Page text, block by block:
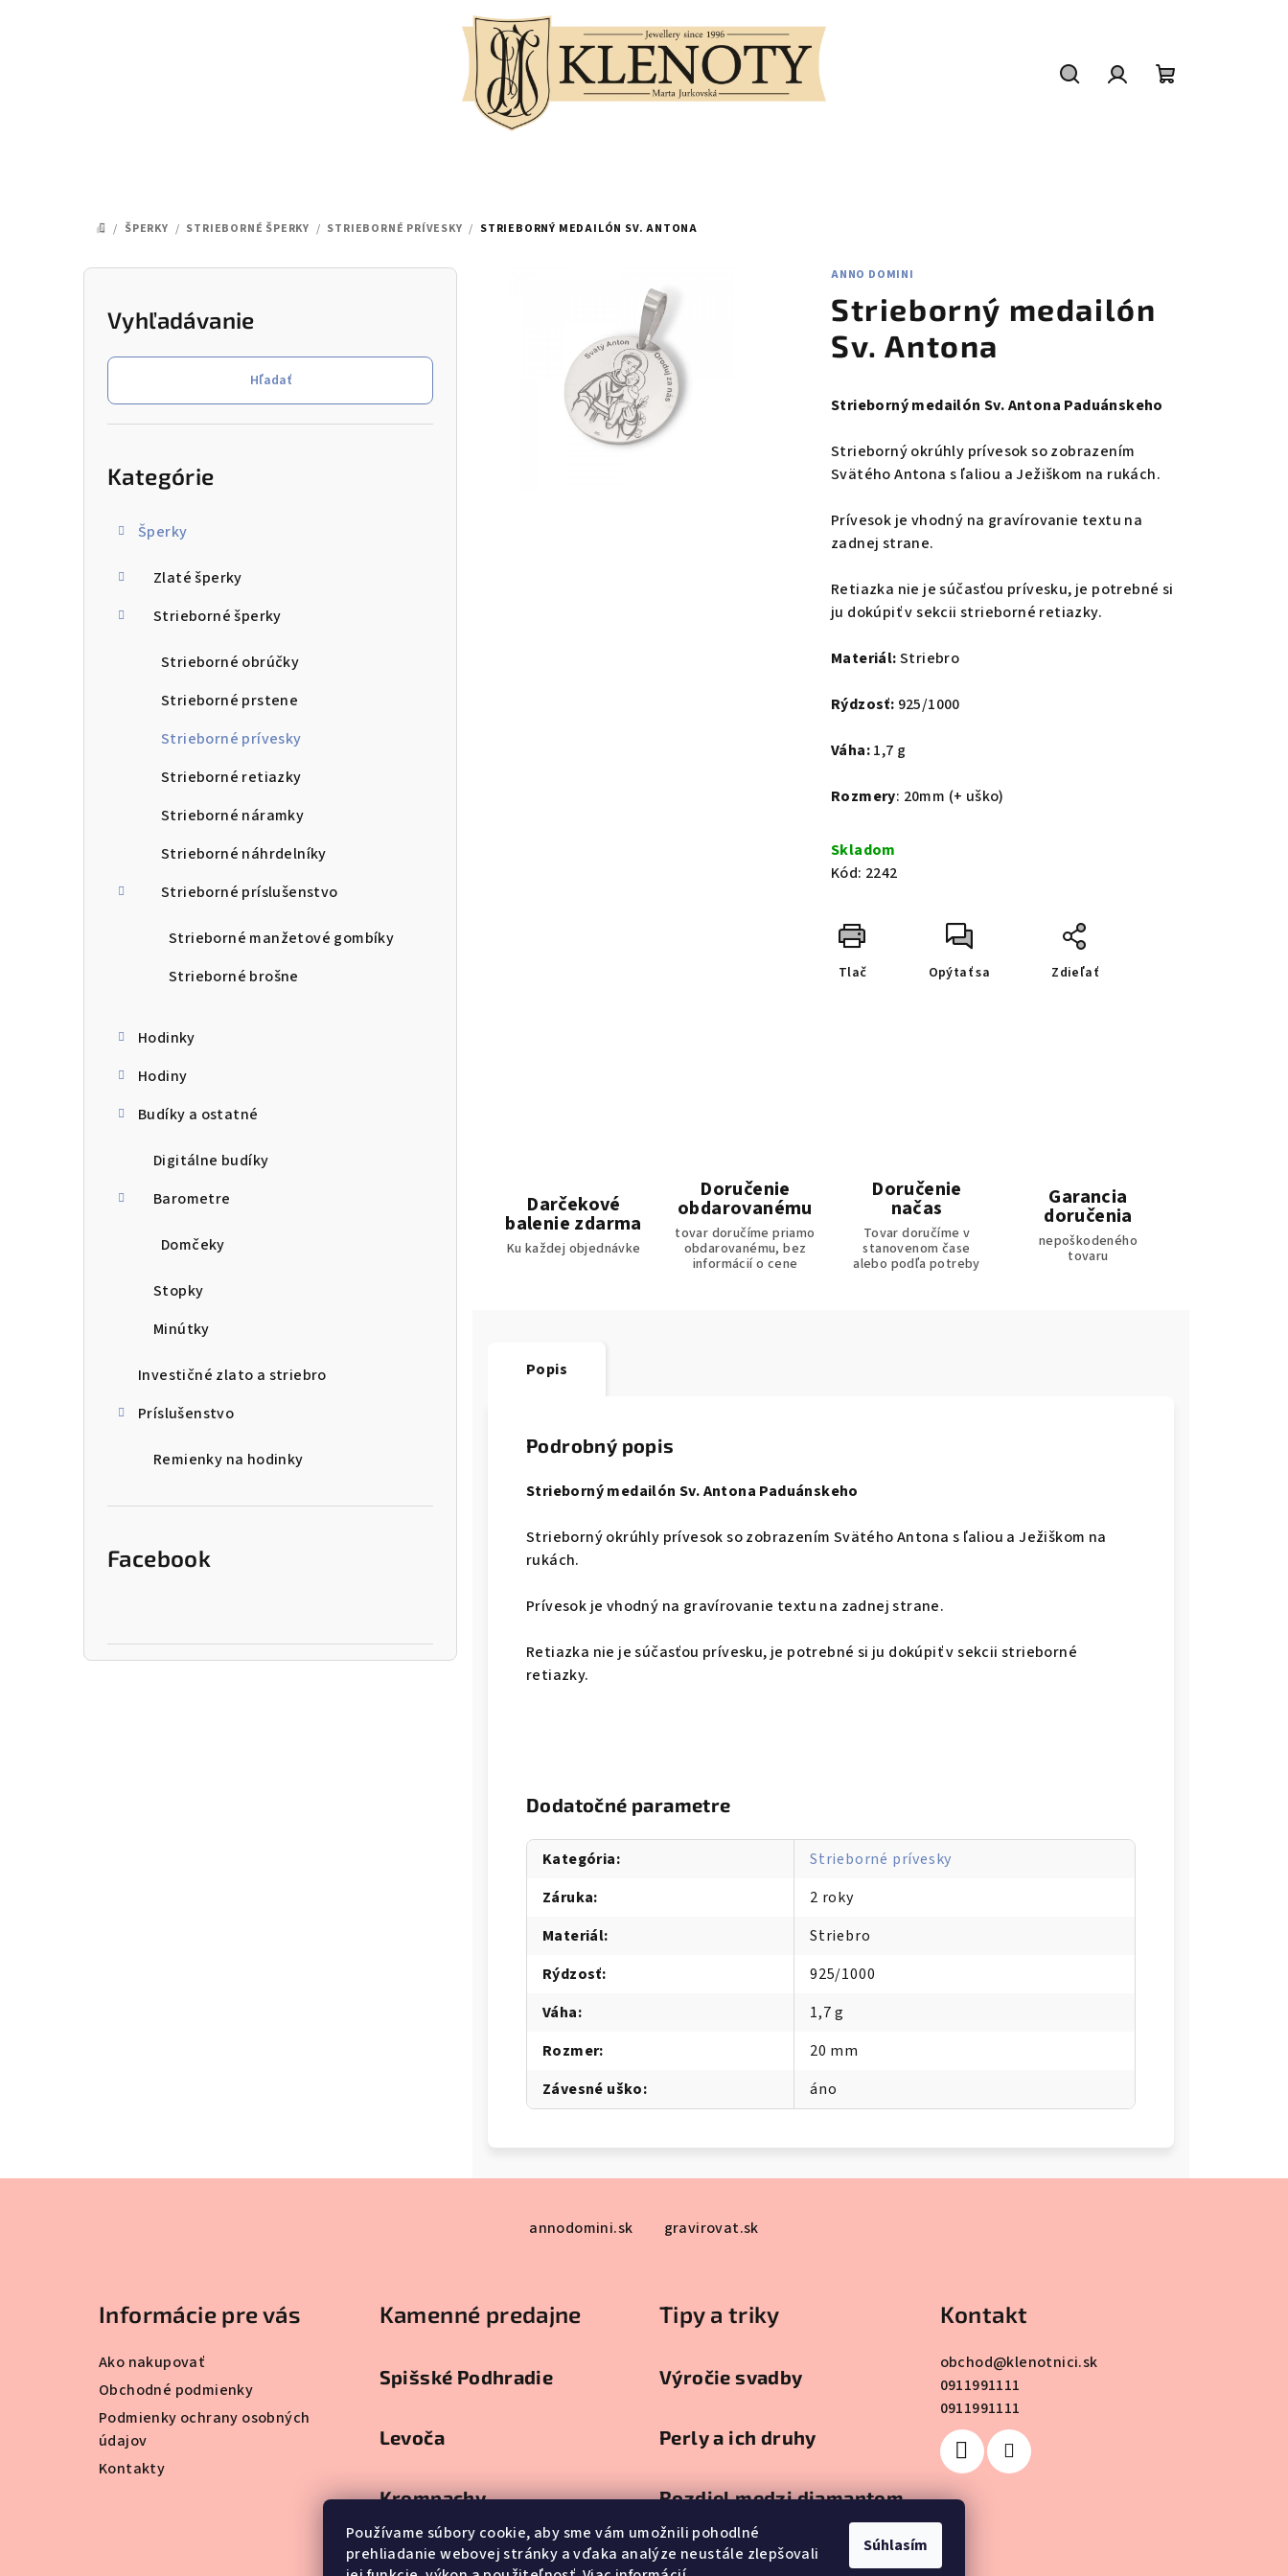
Používame súbory cookie, aby sme vám umožnili pohodlné
prehliadanie webovej stránky a vďaka analýze neustále zlepšovali
Súhlasím
DOMOV
/ ŠPERKY / STRIEBORNÉ ŠPERKY / STRIEBORNÉ PRÍVESKY / STRIEBORNÝ MEDAILÓN SV. ANTONA
Vyhľadávanie
Hľadať
Kategórie
Šperky
Zlaté šperky
Strieborné šperky
Strieborné obrúčky
Strieborné prstene
Strieborné prívesky
Strieborné retiazky
Strieborné náramky
Strieborné náhrdelníky
Strieborné príslušenstvo
Strieborné manžetové gombíky
Strieborné brošne
Hodinky
Hodiny
Budíky a ostatné
Digitálne budíky
Barometre
Domčeky
Stopky
Minútky
Investičné zlato a striebro
Príslušenstvo
Remienky na hodinky
Facebook
ANNO DOMINI
Strieborný medailón
Sv. Antona
Strieborný medailón Sv. Antona Paduánskeho
Strieborný okrúhly prívesok so zobrazením
Svätého Antona s ľaliou a Ježiškom na rukách.
Prívesok je vhodný na gravírovanie textu na
zadnej strane.
Retiazka nie je súčasťou prívesku, je potrebné si
ju dokúpiť v sekcii strieborné retiazky.
Materiál:Striebro
Rýdzosť: 925/1000
Váha:1,7 g
Rozmery: 20mm (+ uško)
Skladom
Kód: 2242
Tlač Opýtať sa Zdieľať
Darčekové
balenie zdarma
Ku každej objednávke
Doručenie
obdarovanému
tovar doručíme priamo
obdarovanému, bez
informácií o cene
Doručenie
načas
Tovar doručíme v
stanovenom čase
alebo podľa potreby
Garancia
doručenia
nepoškodeného
tovaru
Popis
Podrobný popis
Strieborný medailón Sv. Antona Paduánskeho
Strieborný okrúhly prívesok so zobrazením Svätého Antona s ľaliou a Ježiškom na
rukách.
Prívesok je vhodný na gravírovanie textu na zadnej strane.
Retiazka nie je súčasťou prívesku, je potrebné si ju dokúpiť v sekcii strieborné
retiazky.
Dodatočné parametre
Kategória:
Strieborné prívesky
Záruka:
2 roky
Materiál:
Striebro
Rýdzosť:
925/1000
Váha:
1,7 g
Rozmer:
20 mm
Závesné uško: áno
annodomini.sk gravirovat.sk
Informácie pre vás
Ako nakupovať
Obchodné podmienky
Podmienky ochrany osobných
údajov
Kontakty
Kamenné predajne
Spišské Podhradie
Levoča
Krompachy
Gelnica
Tipy a triky
Výročie svadby
Perly a ich druhy
Rozdiel medzi diamantom
Kontakt
obchod@klenotnici.sk
0911991111
0911991111